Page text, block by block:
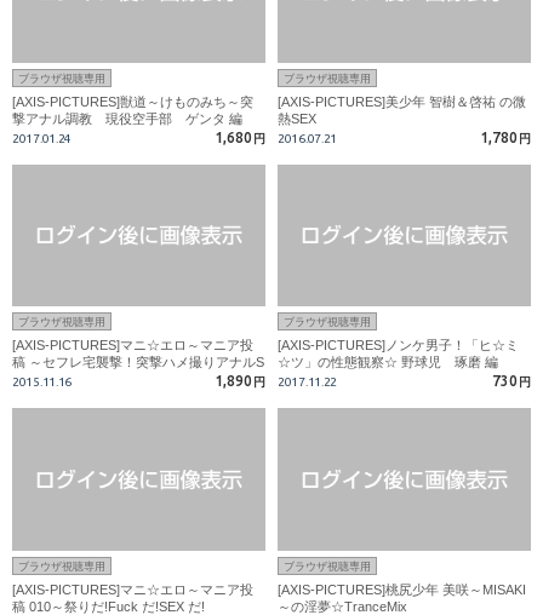
ブラウザ視聴専用
[AXIS-PICTURES]獣道～けものみち～突
撃アナル調教 現役空手部 ゲンタ 編
2017.01.24 1,680 円
ブラウザ視聴専用
[AXIS-PICTURES]美少年 智樹＆啓祐 の微
熱SEX
2016.07.21 1,780 円
ブラウザ視聴専用
[AXIS-PICTURES]マニ☆エロ～マニア投
稿 ～セフレ宅襲撃！突撃ハメ撮りアナルS
EX
2015.11.16 1,890 円
ブラウザ視聴専用
[AXIS-PICTURES]ノンケ男子！「ヒ☆ミ
☆ツ」の性態観察☆ 野球児 琢磨 編
2017.11.22 730 円
ブラウザ視聴専用
[AXIS-PICTURES]マニ☆エロ～マニア投
稿 010～祭りだ!Fuck だ!SEX だ!
ブラウザ視聴専用
[AXIS-PICTURES]桃尻少年 美咲～MISAKI
～の淫夢☆TranceMix